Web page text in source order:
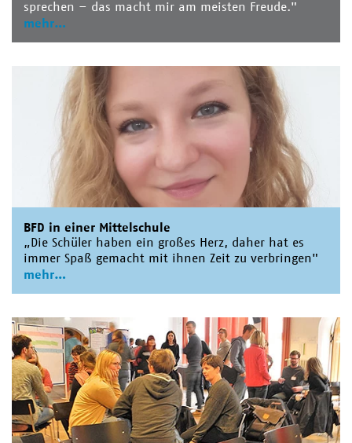
sprechen – das macht mir am meisten Freude."
mehr
BFD in einer Mittelschule
„Die Schüler haben ein großes Herz, daher hat es
immer Spaß gemacht mit ihnen Zeit zu verbringen"
mehr